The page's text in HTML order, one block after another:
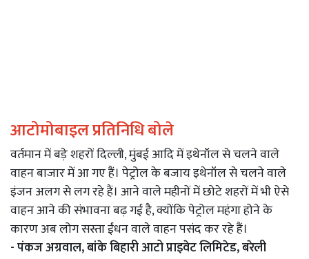
आटोमोबाइल प्रतिनिधि बोले
वर्तमान में बड़े शहरों दिल्ली, मुंबई आदि में इथेनॉल से चलने वाले
वाहन बाजार में आ गए हैं। पेट्रोल के बजाय इथेनॉल से चलने वाले
इंजन अलग से लग रहे हैं। आने वाले महीनों में छोटे शहरों में भी ऐसे
वाहन आने की संभावना बढ़ गई है, क्योंकि पेट्रोल महंगा होने के
कारण अब लोग सस्ता ईंधन वाले वाहन पसंद कर रहे हैं।
- पंकज अग्रवाल, बांके बिहारी आटो प्राइवेट लिमिटेड, बरेली